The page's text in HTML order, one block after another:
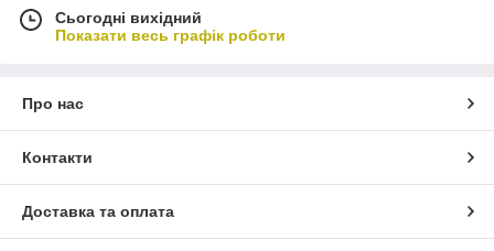
Сьогодні вихідний
Показати весь графік роботи
Про нас
Контакти
Доставка та оплата